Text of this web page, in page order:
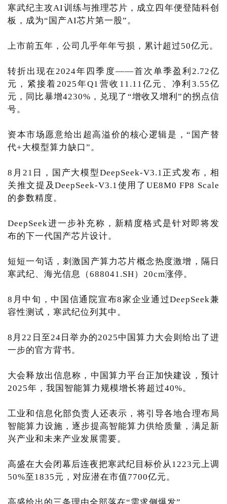
寒武纪主攻AI训练与推理芯片，成立四年便登陆科创
板，成为“国产AI芯片第一股”。
上市前五年，公司几乎年年亏损，累计超过50亿元。
转折出现在2024年四季度——首次单季盈利2.72亿
元，紧接着2025年Q1营收11.11亿元、净利3.55亿
元，同比暴增4230%，兑现了“增收又增利”的拐点信
号。
资本市场愿意给出超高溢价的核心逻辑是，“国产替
代+大模型算力缺口”。
8月21日，国产大模型DeepSeek-V3.1正式发布，相
关推文提及DeepSeek-V3.1使用了UE8M0 FP8 Scale
的参数精度。
DeepSeek进一步补充称，新精度格式是针对即将发
布的下一代国产芯片设计。
短短一句话，刺激国产算力芯片概念热度激增，隔日
寒武纪、海光信息（688041.SH）20cm涨停。
8月中旬，中国信通院宣布8家企业通过DeepSeek兼
容性测试，寒武纪位列其中。
8月22日至24日举办的2025中国算力大会则给出了进
一步的官方背书。
大会释放出信息称，中国算力平台正加快建设，预计
2025年，我国智能算力规模增长将超过40%。
工业和信息化部负责人还表示，将引导各地合理布局
智能算力设施，逐步提高智能算力供给质量，满足新
兴产业和未来产业发展需要。
高盛在大会闭幕后连夜把寒武纪目标价从1223元上调
50%至1835元，对应潜在市值7700亿元。